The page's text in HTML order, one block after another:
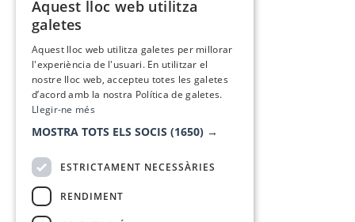
Aquest lloc web utilitza
galetes
Aquest lloc web utilitza galetes per millorar
l'experiència de l'usuari. En utilitzar el
nostre lloc web, accepteu totes les galetes
d’acord amb la nostra Política de galetes.
Llegir-ne més
MOSTRA TOTS ELS SOCIS (1650) →
ESTRICTAMENT NECESSÀRIES
RENDIMENT